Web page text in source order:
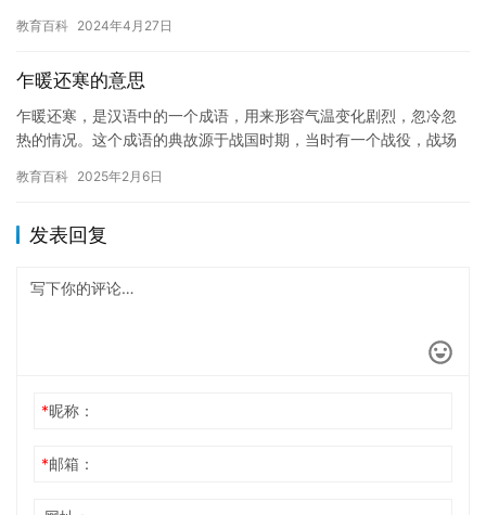
教育百科 2024年4月27日
乍暖还寒的意思
乍暖还寒，是汉语中的一个成语，用来形容气温变化剧烈，忽冷忽
热的情况。这个成语的典故源于战国时期，当时有一个战役，战场
非常不…
教育百科 2025年2月6日
发表回复
*昵称：
*邮箱：